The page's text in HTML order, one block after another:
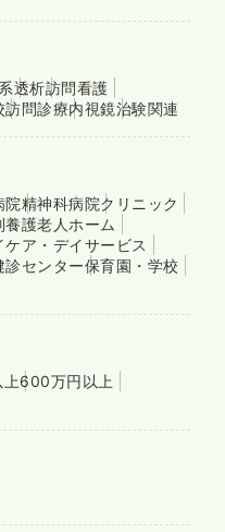
透析訪問看護
訪問診療内視鏡治験関連
院精神科病院クリニック
養護老人ホーム
ケア・デイサービス
診センター保育園・学校
600万円以上